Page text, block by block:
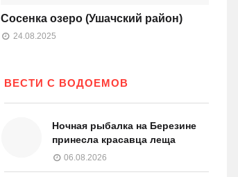
Сосенка озеро (Ушачский район)
24.08.2025
ВЕСТИ С ВОДОЕМОВ
Ночная рыбалка на Березине
принесла красавца леща
06.08.2026